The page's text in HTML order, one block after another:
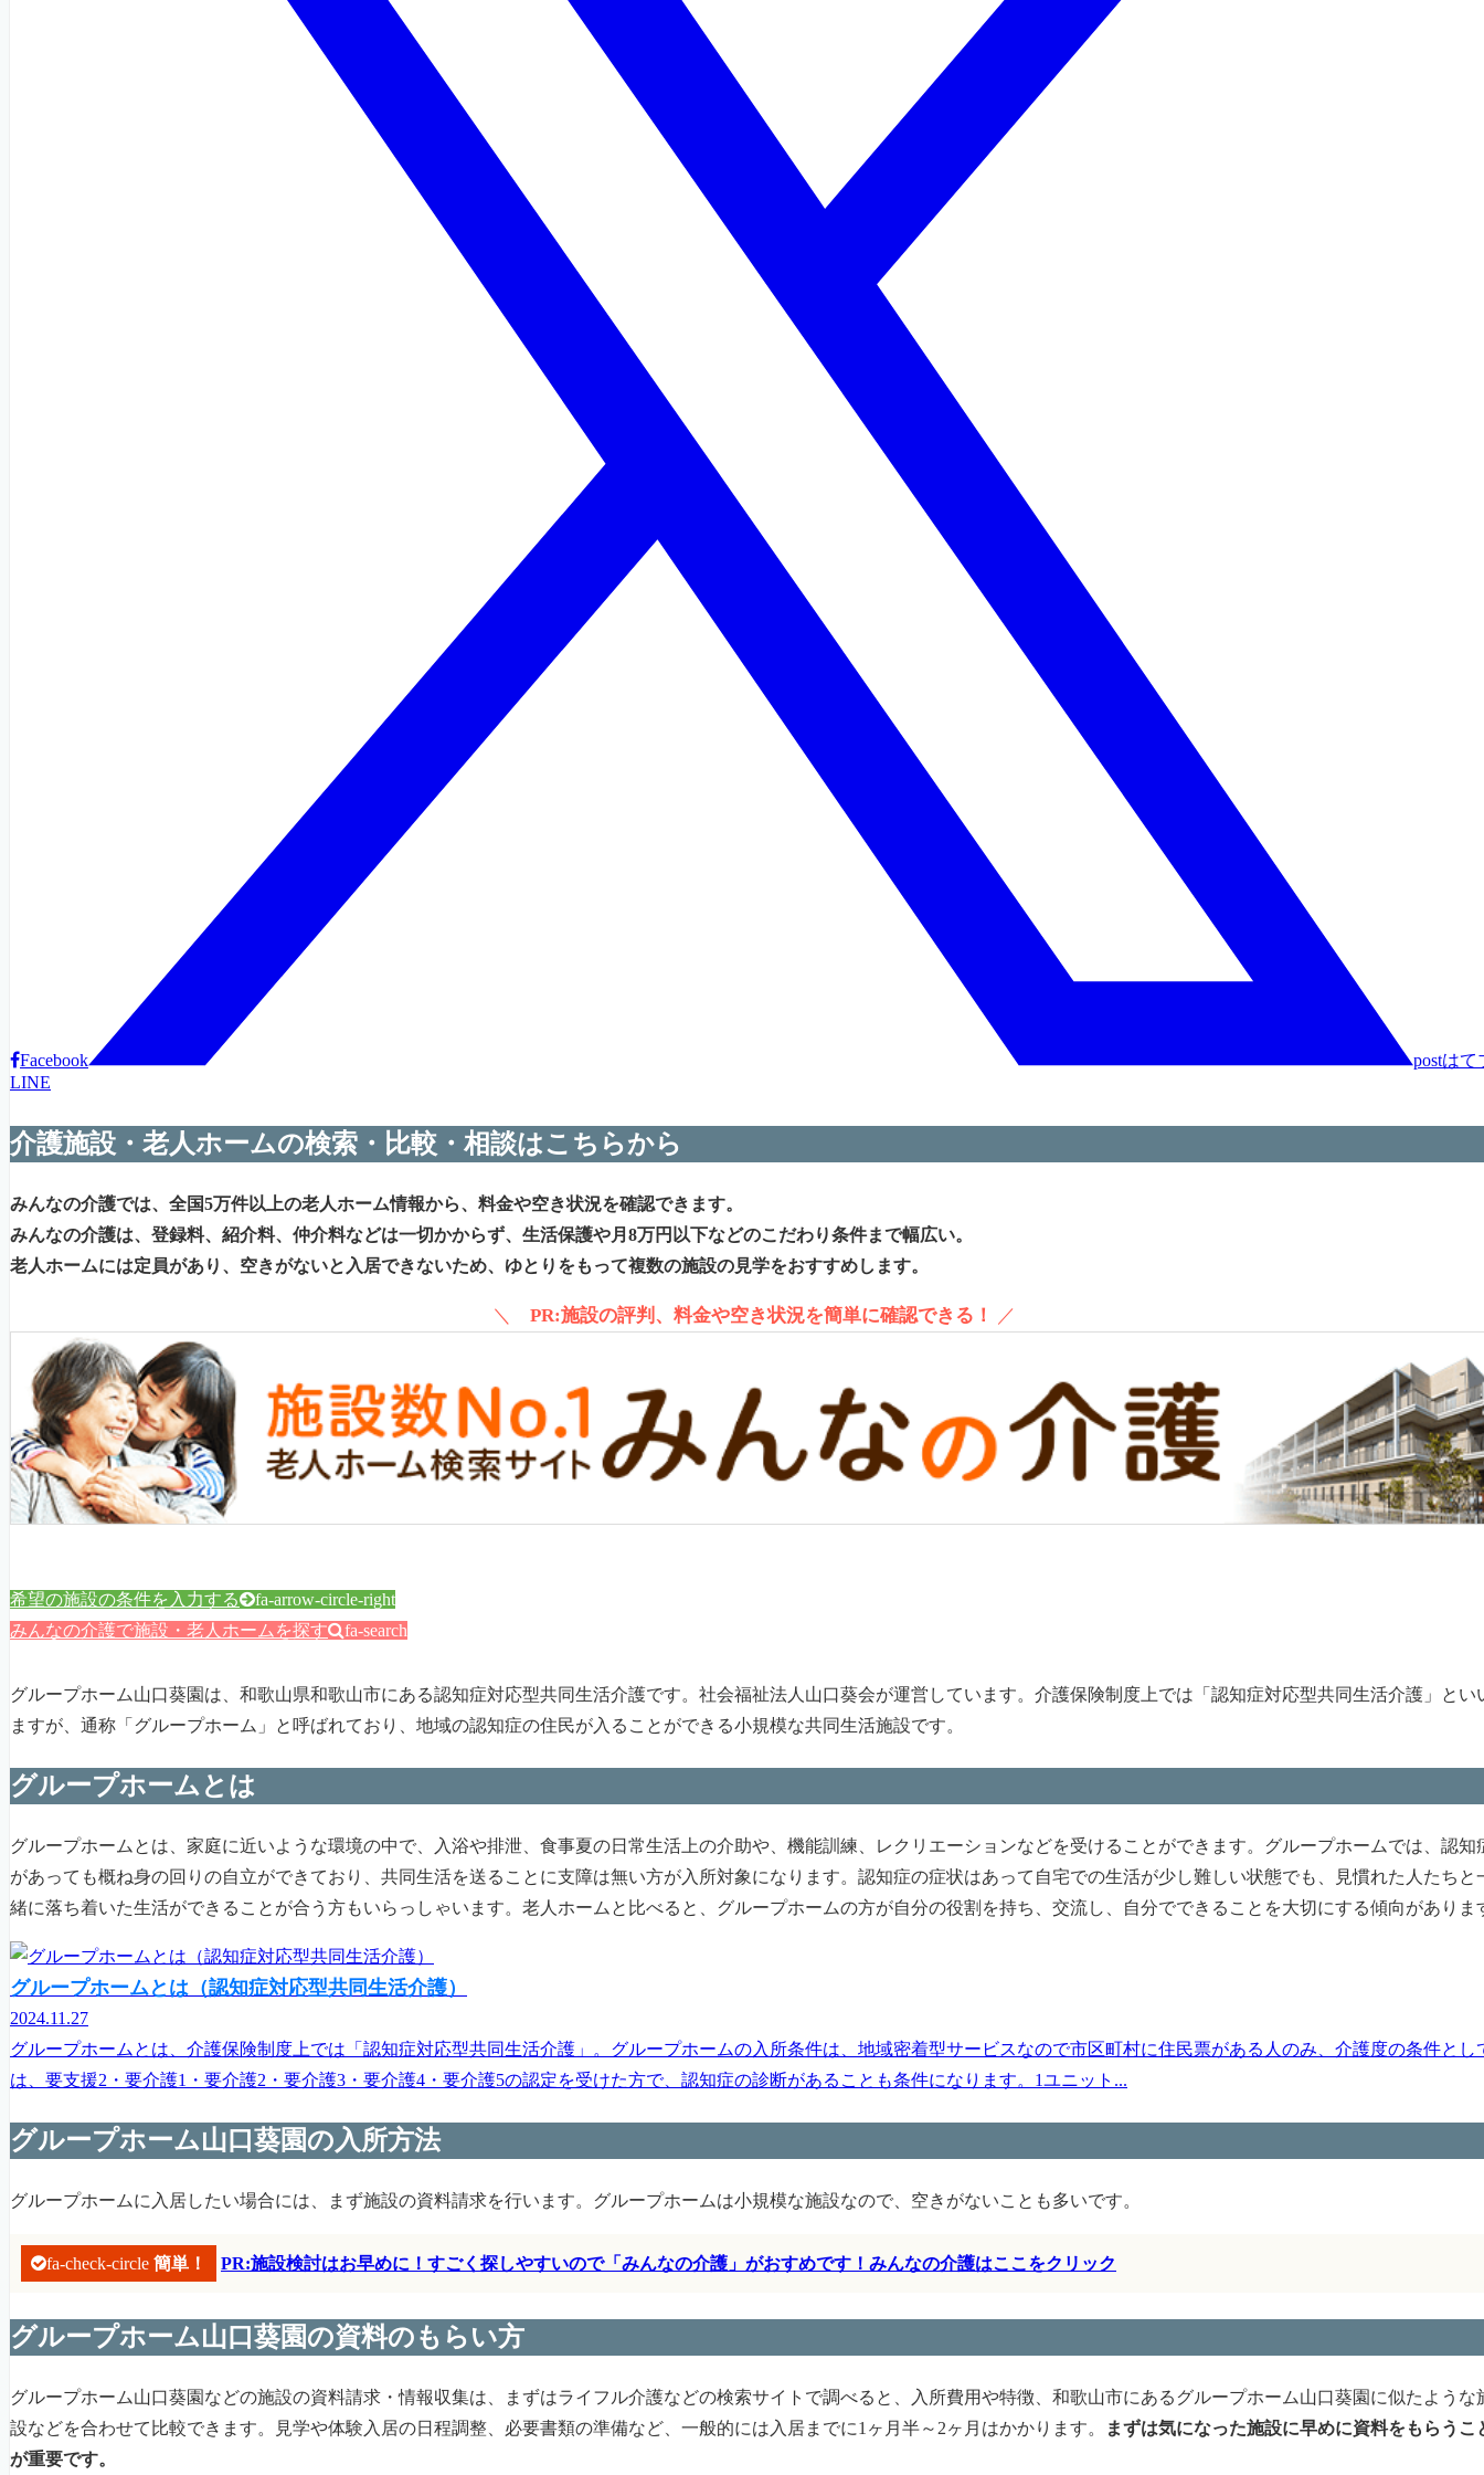
Facebook postはて
LINE
介護施設・老人ホームの検索・比較・相談はこちらから
みんなの介護では、全国5万件以上の老人ホーム情報から、料金や空き状況を確認できます。
みんなの介護は、登録料、紹介料、仲介料などは一切かからず、生活保護や月8万円以下などのこだわり条件まで幅広い。
老人ホームには定員があり、空きがないと入居できないため、ゆとりをもって複数の施設の見学をおすすめします。
＼ PR:施設の評判、料金や空き状況を簡単に確認できる！ ／
希望の施設の条件を入力する fa-arrow-circle-right
みんなの介護で施設・老人ホームを探す fa-search
グループホーム山口葵園は、和歌山県和歌山市にある認知症対応型共同生活介護です。社会福祉法人山口葵会が運営しています。介護保険制度上では「認知症対応型共同生活介護」とい
ますが、通称「グループホーム」と呼ばれており、地域の認知症の住民が入ることができる小規模な共同生活施設です。
グループホームとは
グループホームとは、家庭に近いような環境の中で、入浴や排泄、食事夏の日常生活上の介助や、機能訓練、レクリエーションなどを受けることができます。グループホームでは、認知
があっても概ね身の回りの自立ができており、共同生活を送ることに支障は無い方が入所対象になります。認知症の症状はあって自宅での生活が少し難しい状態でも、見慣れた人たちと
緒に落ち着いた生活ができることが合う方もいらっしゃいます。老人ホームと比べると、グループホームの方が自分の役割を持ち、交流し、自分でできることを大切にする傾向がありま
グループホームとは（認知症対応型共同生活介護）
2024.11.27
グループホームとは、介護保険制度上では「認知症対応型共同生活介護」。グループホームの入所条件は、地域密着型サービスなので市区町村に住民票がある人のみ、介護度の条件とし
は、要支援2・要介護1・要介護2・要介護3・要介護4・要介護5の認定を受けた方で、認知症の診断があることも条件になります。1ユニット...
グループホーム山口葵園の入所方法
グループホームに入居したい場合には、まず施設の資料請求を行います。グループホームは小規模な施設なので、空きがないことも多いです。
fa-check-circle 簡単！ PR:施設検討はお早めに！すごく探しやすいので「みんなの介護」がおすめです！みんなの介護はここをクリック
グループホーム山口葵園の資料のもらい方
グループホーム山口葵園などの施設の資料請求・情報収集は、まずはライフル介護などの検索サイトで調べると、入所費用や特徴、和歌山市にあるグループホーム山口葵園に似たような
設などを合わせて比較できます。見学や体験入居の日程調整、必要書類の準備など、一般的には入居までに1ヶ月半～2ヶ月はかかります。
まずは気になった施設に早めに資料をもらうこ
が重要です。